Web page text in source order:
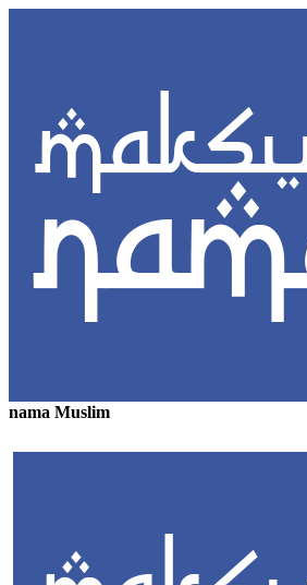
nama Muslim